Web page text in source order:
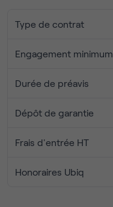
Type de contrat
Engagement minimum
Durée de préavis
Dépôt de garantie
Frais d'entrée HT
Honoraires Ubiq